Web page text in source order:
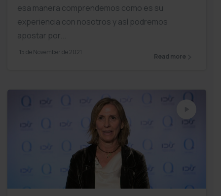
esa manera comprendemos como es su
experiencia con nosotros y así podremos
apostar por...
15 de November de 2021
Read more